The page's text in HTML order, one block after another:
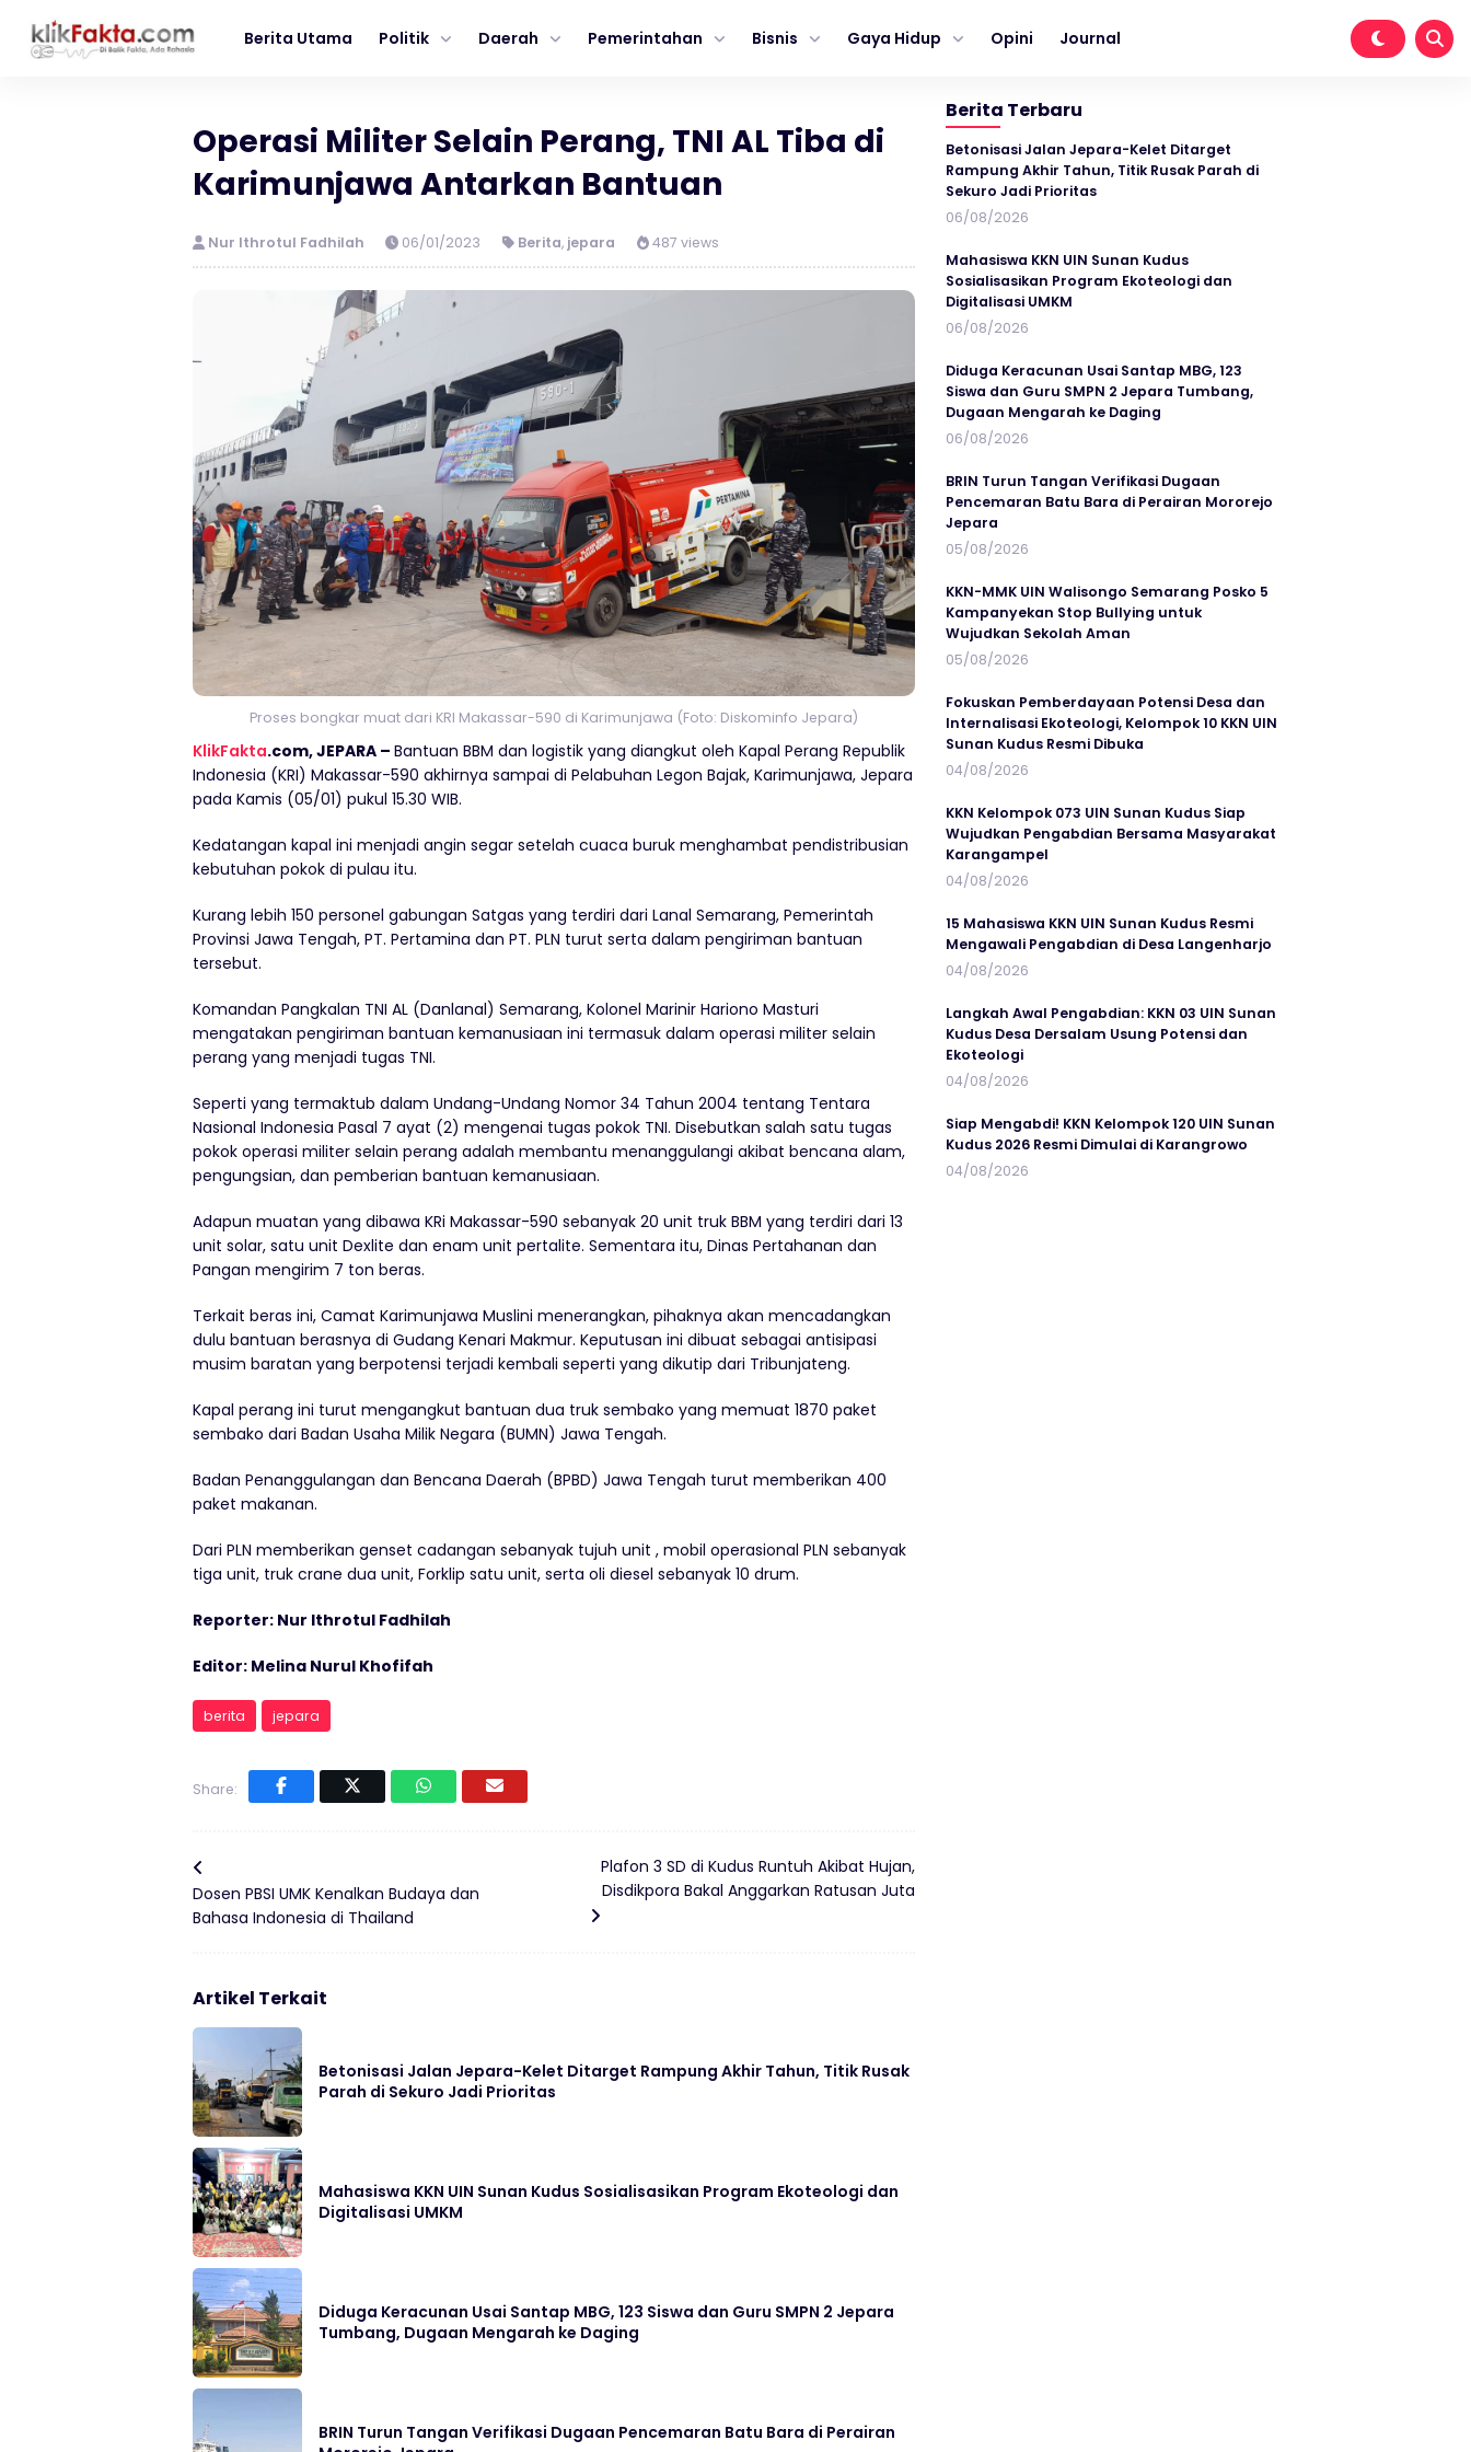
Berita Utama Politik Daerah Pemerintahan Bisnis Gaya Hidup Opini Journal
Operasi Militer Selain Perang, TNI AL Tiba di
Karimunjawa Antarkan Bantuan
Nur Ithrotul Fadhilah 06/01/2023 Berita, jepara 487 views
Proses bongkar muat dari KRI Makassar-590 di Karimunjawa (Foto: Diskominfo Jepara)
KlikFakta.com, JEPARA – Bantuan BBM dan logistik yang diangkut oleh Kapal Perang Republik
Indonesia (KRI) Makassar-590 akhirnya sampai di Pelabuhan Legon Bajak, Karimunjawa, Jepara
pada Kamis (05/01) pukul 15.30 WIB.
Kedatangan kapal ini menjadi angin segar setelah cuaca buruk menghambat pendistribusian
kebutuhan pokok di pulau itu.
Kurang lebih 150 personel gabungan Satgas yang terdiri dari Lanal Semarang, Pemerintah
Provinsi Jawa Tengah, PT. Pertamina dan PT. PLN turut serta dalam pengiriman bantuan
tersebut.
Komandan Pangkalan TNI AL (Danlanal) Semarang, Kolonel Marinir Hariono Masturi
mengatakan pengiriman bantuan kemanusiaan ini termasuk dalam operasi militer selain
perang yang menjadi tugas TNI.
Seperti yang termaktub dalam Undang-Undang Nomor 34 Tahun 2004 tentang Tentara
Nasional Indonesia Pasal 7 ayat (2) mengenai tugas pokok TNI. Disebutkan salah satu tugas
pokok operasi militer selain perang adalah membantu menanggulangi akibat bencana alam,
pengungsian, dan pemberian bantuan kemanusiaan.
Adapun muatan yang dibawa KRi Makassar-590 sebanyak 20 unit truk BBM yang terdiri dari 13
unit solar, satu unit Dexlite dan enam unit pertalite. Sementara itu, Dinas Pertahanan dan
Pangan mengirim 7 ton beras.
Terkait beras ini, Camat Karimunjawa Muslini menerangkan, pihaknya akan mencadangkan
dulu bantuan berasnya di Gudang Kenari Makmur. Keputusan ini dibuat sebagai antisipasi
musim baratan yang berpotensi terjadi kembali seperti yang dikutip dari Tribunjateng.
Kapal perang ini turut mengangkut bantuan dua truk sembako yang memuat 1870 paket
sembako dari Badan Usaha Milik Negara (BUMN) Jawa Tengah.
Badan Penanggulangan dan Bencana Daerah (BPBD) Jawa Tengah turut memberikan 400
paket makanan.
Dari PLN memberikan genset cadangan sebanyak tujuh unit , mobil operasional PLN sebanyak
tiga unit, truk crane dua unit, Forklip satu unit, serta oli diesel sebanyak 10 drum.
Reporter: Nur Ithrotul Fadhilah
Editor: Melina Nurul Khofifah
berita jepara
Share:
Dosen PBSI UMK Kenalkan Budaya dan
Bahasa Indonesia di Thailand
Plafon 3 SD di Kudus Runtuh Akibat Hujan,
Disdikpora Bakal Anggarkan Ratusan Juta
Artikel Terkait
Betonisasi Jalan Jepara-Kelet Ditarget Rampung Akhir Tahun, Titik Rusak
Parah di Sekuro Jadi Prioritas
Mahasiswa KKN UIN Sunan Kudus Sosialisasikan Program Ekoteologi dan
Digitalisasi UMKM
Diduga Keracunan Usai Santap MBG, 123 Siswa dan Guru SMPN 2 Jepara
Tumbang, Dugaan Mengarah ke Daging
BRIN Turun Tangan Verifikasi Dugaan Pencemaran Batu Bara di Perairan
Berita Terbaru
Betonisasi Jalan Jepara-Kelet Ditarget
Rampung Akhir Tahun, Titik Rusak Parah di
Sekuro Jadi Prioritas
06/08/2026
Mahasiswa KKN UIN Sunan Kudus
Sosialisasikan Program Ekoteologi dan
Digitalisasi UMKM
06/08/2026
Diduga Keracunan Usai Santap MBG, 123
Siswa dan Guru SMPN 2 Jepara Tumbang,
Dugaan Mengarah ke Daging
06/08/2026
BRIN Turun Tangan Verifikasi Dugaan
Pencemaran Batu Bara di Perairan Mororejo
Jepara
05/08/2026
KKN-MMK UIN Walisongo Semarang Posko 5
Kampanyekan Stop Bullying untuk
Wujudkan Sekolah Aman
05/08/2026
Fokuskan Pemberdayaan Potensi Desa dan
Internalisasi Ekoteologi, Kelompok 10 KKN UIN
Sunan Kudus Resmi Dibuka
04/08/2026
KKN Kelompok 073 UIN Sunan Kudus Siap
Wujudkan Pengabdian Bersama Masyarakat
Karangampel
04/08/2026
15 Mahasiswa KKN UIN Sunan Kudus Resmi
Mengawali Pengabdian di Desa Langenharjo
04/08/2026
Langkah Awal Pengabdian: KKN 03 UIN Sunan
Kudus Desa Dersalam Usung Potensi dan
Ekoteologi
04/08/2026
Siap Mengabdi! KKN Kelompok 120 UIN Sunan
Kudus 2026 Resmi Dimulai di Karangrowo
04/08/2026